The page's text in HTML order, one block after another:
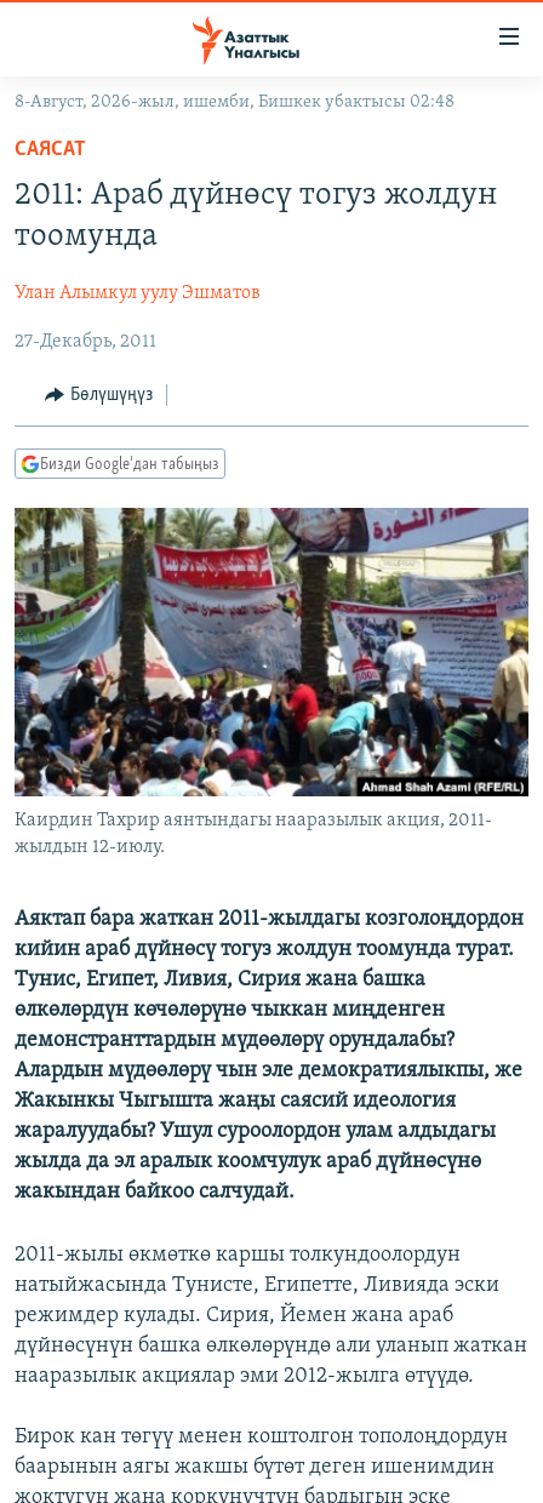
Навигацияга
өтүңүз
салыңызКЫРГЫЗСТАН
ЭКОНОМИКА
МАДАНИЯТ
БОРБОР АЗИЯ
УКРАИНА
АТАЙЫН ИЛИКТӨӨ
ТВ ПРОГРАММАЛАР
БҮГҮН АЗАТТЫКТА
БИЗ ЖАНА ДҮЙНӨ
ДАНИСТЕ
ЭЖЕ-СИҢДИЛЕР
АЗАТТЫК+
ЫҢГАЙСЫЗ СУРООЛОР
ПОДКАСТ
ӨЗГӨЧӨ ПИКИР
ОНЛАЙН ШЕРИНЕ
ЭЕ/АРнун бардык сайттары
8-Август, 2026-жыл, ишемби, Бишкек убактысы 02:48
САЯСАТ
2011: Араб дүйнөсү тогуз жолдун
тоомунда
Улан Алымкул уулу Эшматов
27-Декабрь, 2011
Бөлүшүңүз
Бизди Google'дан табыңыз
Каирдин Тахрир аянтындагы нааразылык акция, 2011-
жылдын 12-июлу.
Аяктап бара жаткан 2011-жылдагы козголоңдордон
кийин араб дүйнөсү тогуз жолдун тоомунда турат.
Тунис, Египет, Ливия, Сирия жана башка
өлкөлөрдүн көчөлөрүнө чыккан миңденген
демонстранттардын мүдөөлөрү орундалабы?
Алардын мүдөөлөрү чын эле демократиялыкпы, же
Жакынкы Чыгышта жаңы саясий идеология
жаралуудабы? Ушул суроолордон улам алдыдагы
жылда да эл аралык коомчулук араб дүйнөсүнө
жакындан байкоо салчудай.
2011-жылы өкмөткө каршы толкундоолордун
натыйжасында Тунисте, Египетте, Ливияда эски
режимдер кулады. Сирия, Йемен жана араб
дүйнөсүнүн башка өлкөлөрүндө али уланып жаткан
нааразылык акциялар эми 2012-жылга өтүүдө.
Бирок кан төгүү менен коштолгон тополоңдордун
баарынын аягы жакшы бүтөт деген ишенимдин
жоктугун жана коркунучтун бардыгын эске